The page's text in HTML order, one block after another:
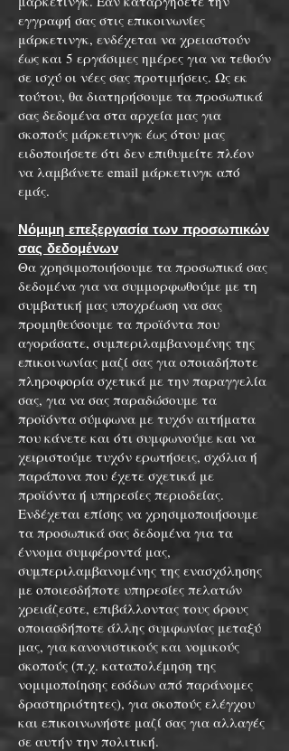
εγγραφή σας στις επικοινωνίες
μάρκετινγκ, ενδέχεται να χρειαστούν
έως και 5 εργάσιμες ημέρες για να τεθούν
σε ισχύ οι νέες σας προτιμήσεις. Ως εκ
τούτου, θα διατηρήσουμε τα προσωπικά
σας δεδομένα στα αρχεία μας για
σκοπούς μάρκετινγκ έως ότου μας
ειδοποιήσετε ότι δεν επιθυμείτε πλέον
να λαμβάνετε email μάρκετινγκ από
εμάς.
Νόμιμη επεξεργασία των προσωπικών
σας δεδομένων
Θα χρησιμοποιήσουμε τα προσωπικά σας
δεδομένα για να συμμορφωθούμε με τη
συμβατική μας υποχρέωση να σας
προμηθεύσουμε τα προϊόντα που
αγοράσατε, συμπεριλαμβανομένης της
επικοινωνίας μαζί σας για οποιαδήποτε
πληροφορία σχετικά με την παραγγελία
σας, για να σας παραδώσουμε τα
προϊόντα σύμφωνα με τυχόν αιτήματα
που κάνετε και ότι συμφωνούμε και να
χειριστούμε τυχόν ερωτήσεις, σχόλια ή
παράπονα που έχετε σχετικά με
προϊόντα ή υπηρεσίες περιοδείας.
Ενδέχεται επίσης να χρησιμοποιήσουμε
τα προσωπικά σας δεδομένα για τα
έννομα συμφέροντά μας,
συμπεριλαμβανομένης της ενασχόλησης
με οποιεσδήποτε υπηρεσίες πελατών
χρειάζεστε, επιβάλλοντας τους όρους
οποιασδήποτε άλλης συμφωνίας μεταξύ
μας, για κανονιστικούς και νομικούς
σκοπούς (π.χ. καταπολέμηση της
νομιμοποίησης εσόδων από παράνομες
δραστηριότητες), για σκοπούς ελέγχου
και επικοινωνήστε μαζί σας για αλλαγές
σε αυτήν την πολιτική.